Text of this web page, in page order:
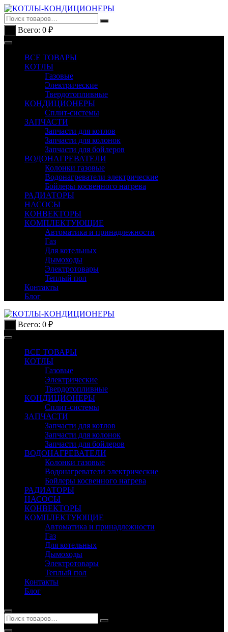
Перейти
к
содержимому
Всего: 0 ₽
ВСЕ ТОВАРЫ
КОТЛЫ
Газовые
Электрические
Твердотопливные
КОНДИЦИОНЕРЫ
Сплит-системы
ЗАПЧАСТИ
Запчасти для котлов
Запчасти для колонок
Запчасти для бойлеров
ВОДОНАГРЕВАТЕЛИ
Колонки газовые
Водонагреватели электрические
Бойлеры косвенного нагрева
РАДИАТОРЫ
НАСОСЫ
КОНВЕКТОРЫ
КОМПЛЕКТУЮЩИЕ
Автоматика и принадлежности
Газ
Для котельных
Дымоходы
Электротовары
Теплый пол
Контакты
Блог
Всего: 0 ₽
ВСЕ ТОВАРЫ
КОТЛЫ
Газовые
Электрические
Твердотопливные
КОНДИЦИОНЕРЫ
Сплит-системы
ЗАПЧАСТИ
Запчасти для котлов
Запчасти для колонок
Запчасти для бойлеров
ВОДОНАГРЕВАТЕЛИ
Колонки газовые
Водонагреватели электрические
Бойлеры косвенного нагрева
РАДИАТОРЫ
НАСОСЫ
КОНВЕКТОРЫ
КОМПЛЕКТУЮЩИЕ
Автоматика и принадлежности
Газ
Для котельных
Дымоходы
Электротовары
Теплый пол
Контакты
Блог